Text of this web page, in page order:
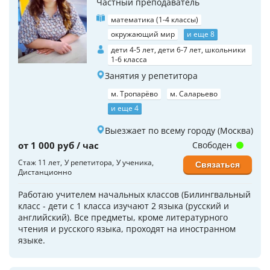
математика (1-4 классы)
окружающий мир
и еще 8
дети 4-5 лет, дети 6-7 лет, школьники
1-6 класса
Занятия у репетитора
м. Тропарёво
м. Саларьево
и еще 4
Выезжает по всему городу (Москва)
от 1 000 руб / час
Стаж 11 лет У репетитора У ученика
Дистанционно
Работаю учителем начальных классов (Билингвальный
класс - дети с 1 класса изучают 2 языка (русский и
английский). Все предметы, кроме литературного
чтения и русского языка, проходят на иностранном
языке.
Свободен
Связаться